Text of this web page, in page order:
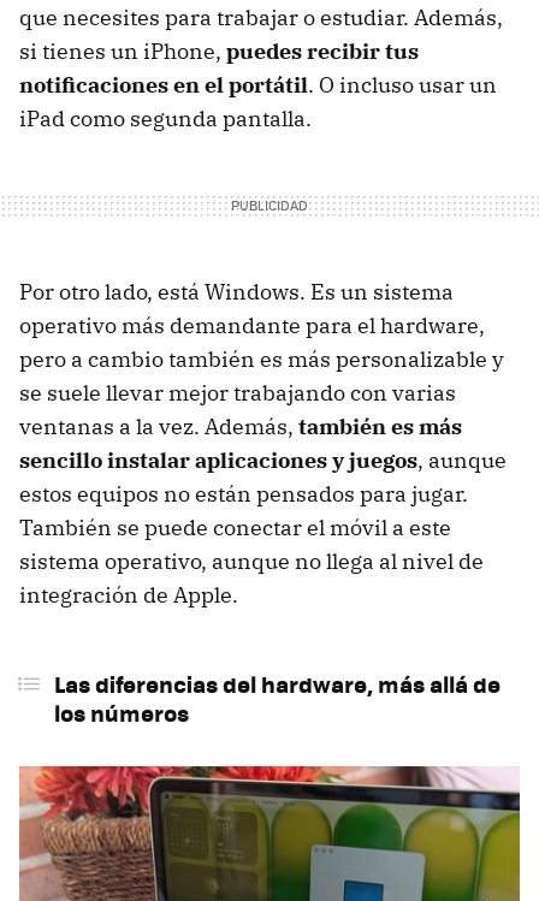
que necesites para trabajar o estudiar. Además,
si tienes un iPhone, puedes recibir tus
notificaciones en el portátil. O incluso usar un
iPad como segunda pantalla.
Por otro lado, está Windows. Es un sistema
operativo más demandante para el hardware,
pero a cambio también es más personalizable y
se suele llevar mejor trabajando con varias
ventanas a la vez. Además, también es más
sencillo instalar aplicaciones y juegos, aunque
estos equipos no están pensados para jugar.
También se puede conectar el móvil a este
sistema operativo, aunque no llega al nivel de
integración de Apple.
Las diferencias del hardware, más allá de
los números